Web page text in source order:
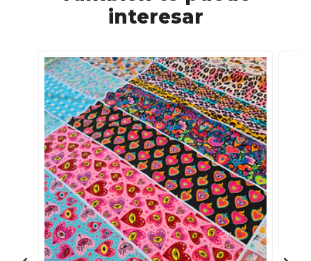
interesar